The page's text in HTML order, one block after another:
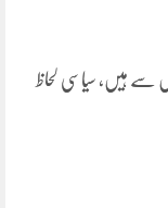
سے ہیں، سیاسی لحاظ